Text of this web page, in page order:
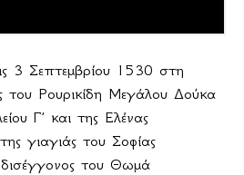
3 Σεπτεμβρίου 1530 στη
του Ρουρικίδη Μεγάλου Δούκα
Γ΄ και της Ελένας
γιαγιάς του Σοφίας
του Θωμά